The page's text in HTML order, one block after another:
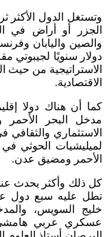
وتستغل الدول الأكثر
الجزر أو أراض في
دولار سنويًا لجيبوتي
الاستراتيجية من حيث
الاقتصادية.
كما أن هناك دولا
مدخل البحر الأحمر
الاستثماري والثقافي
لميليشيات الحوثي في
الأحمر ومضيق عدن.
كل ذلك وأكثر يحدث
تطل عليه سبع دول
خليج السويس،
عسكري عربي هامشي